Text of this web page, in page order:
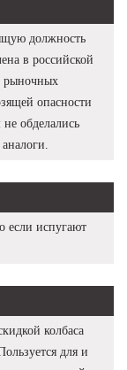
должность
в российской
рыночных
опасности
обделались
если испугают
колбаса
для и